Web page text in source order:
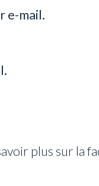
e-mail.
plus sur la